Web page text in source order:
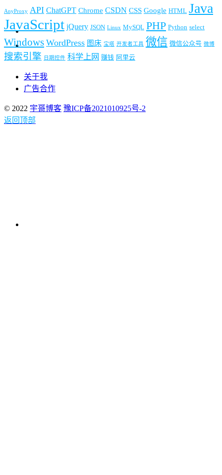
AnyProxy API ChatGPT Chrome CSDN CSS Google HTML Java
JavaScript jQuery JSON Linux MySQL PHP Python select
Windows WordPress 图床 宝塔 开发者工具 微信 微信公众号 微博
搜索引擎 日期控件 科学上网 赚钱 阿里云
关于我
广告合作
© 2022 宇哥博客 豫ICP备2021010925号-2
返回顶部